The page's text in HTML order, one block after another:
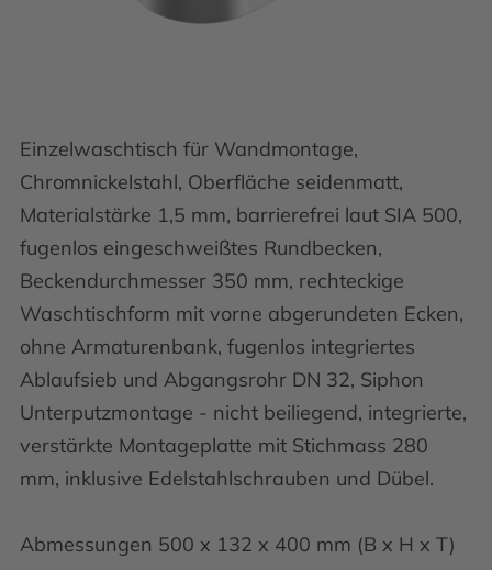
Einzelwaschtisch für Wandmontage,
Chromnickelstahl, Oberfläche seidenmatt,
Materialstärke 1,5 mm, barrierefrei laut SIA 500,
fugenlos eingeschweißtes Rundbecken,
Beckendurchmesser 350 mm, rechteckige
Waschtischform mit vorne abgerundeten Ecken,
ohne Armaturenbank, fugenlos integriertes
Ablaufsieb und Abgangsrohr DN 32, Siphon
Unterputzmontage - nicht beiliegend, integrierte,
verstärkte Montageplatte mit Stichmass 280
mm, inklusive Edelstahlschrauben und Dübel.
Abmessungen 500 x 132 x 400 mm (B x H x T)